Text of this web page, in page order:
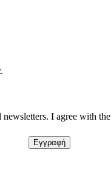
newsletters. I agree with